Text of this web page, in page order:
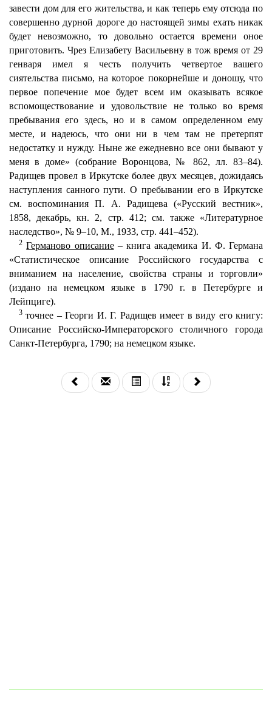
завести дом для его жительства, и как теперь ему отсюда по
совершенно дурной дороге до настоящей зимы ехать никак
будет невозможно, то довольно остается времени оное
приготовить. Чрез Елизабету Васильевну в тож время от 29
генваря имел я честь получить четвертое вашего
сиятельства письмо, на которое покорнейше и доношу, что
первое попечение мое будет всем им оказывать всякое
вспомоществование и удовольствие не только во время
пребывания его здесь, но и в самом определенном ему
месте, и надеюсь, что они ни в чем там не претерпят
недостатку и нужду. Ныне же ежедневно все они бывают у
меня в доме» (собрание Воронцова, № 862, лл. 83–84).
Радищев провел в Иркутске более двух месяцев, дожидаясь
наступления санного пути. О пребывании его в Иркутске
см. воспоминания П. А. Радищева («Русский вестник»,
1858, декабрь, кн. 2, стр. 412; см. также «Литературное
наследство», № 9–10, М., 1933, стр. 441–452).
2 Германово описание– книга академика И. Ф. Германа
«Статистическое описание Российского государства с
вниманием на население, свойства страны и торговли»
(издано на немецком языке в 1790 г. в Петербурге и
Лейпциге).
3 точнее – Георги И. Г. Радищев имеет в виду его книгу:
Описание Российско-Императорского столичного города
Санкт-Петербурга, 1790; на немецком языке.